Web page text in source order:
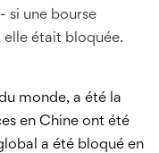
si une bourse
elle était bloquée.
monde, a été la
en Chine ont été
a été bloqué en